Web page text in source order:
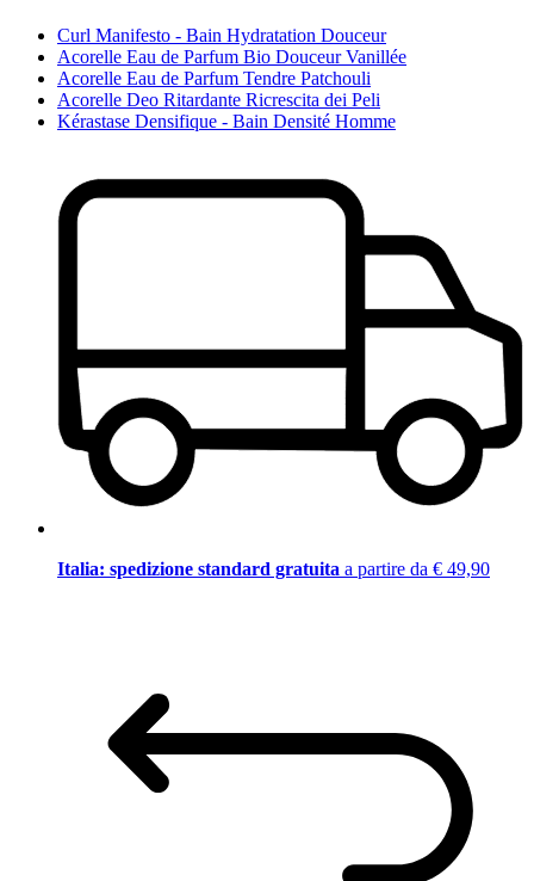
Curl Manifesto - Bain Hydratation Douceur
Acorelle Eau de Parfum Bio Douceur Vanillée
Acorelle Eau de Parfum Tendre Patchouli
Acorelle Deo Ritardante Ricrescita dei Peli
Kérastase Densifique - Bain Densité Homme
Italia: spedizione standard gratuita a partire da € 49,90